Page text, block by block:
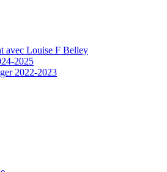
avec Louise F Belley
2025
2022-2023